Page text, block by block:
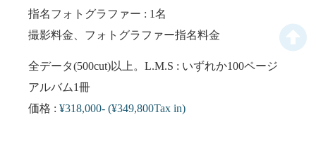
指名フォトグラファー : 1名
撮影料金、フォトグラファー指名料金
全データ(500cut)以上。L.M.S : いずれか100ページ
アルバム1冊
価格 : ¥318,000- (¥349,800Tax in)